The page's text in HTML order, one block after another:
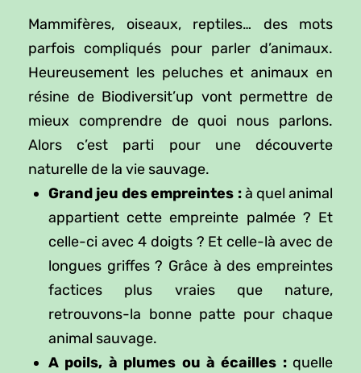
Mammifères, oiseaux, reptiles… des mots
parfois compliqués pour parler d’animaux.
Heureusement les peluches et animaux en
résine de Biodiversit’up vont permettre de
mieux comprendre de quoi nous parlons.
Alors c’est parti pour une découverte
naturelle de la vie sauvage.
Grand jeu des empreintes :à quel animal
appartient cette empreinte palmée ? Et
celle-ci avec 4 doigts ? Et celle-là avec de
longues griffes ? Grâce à des empreintes
factices plus vraies que nature,
retrouvons-la bonne patte pour chaque
animal sauvage.
A poils, à plumes ou à écailles : quelle